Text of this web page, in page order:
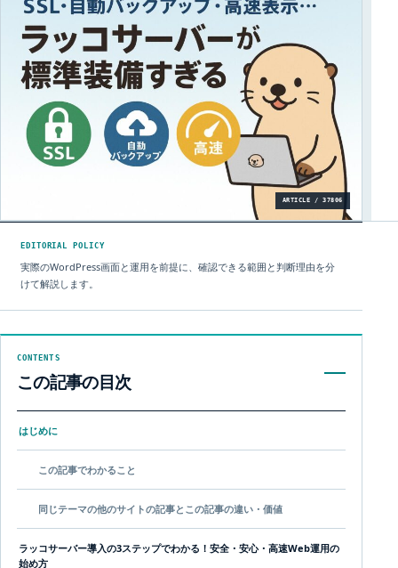
ARTICLE / 37806
EDITORIAL POLICY
実際のWordPress画面と運用を前提に、確認できる範囲と判断理由を分
けて解説します。
CONTENTS
この記事の目次
はじめに
この記事でわかること
同じテーマの他のサイトの記事とこの記事の違い・価値
ラッコサーバー導入の3ステップでわかる！安全・安心・高速Web運用の
始め方